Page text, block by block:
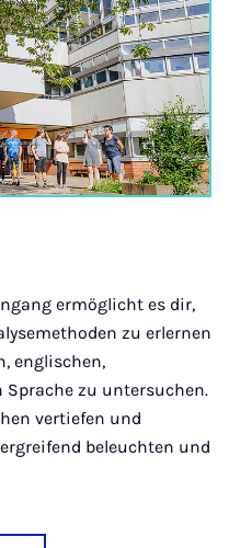
ermöglicht es dir,
zu erlernen
englischen,
zu untersuchen.
vertiefen und
beleuchten und